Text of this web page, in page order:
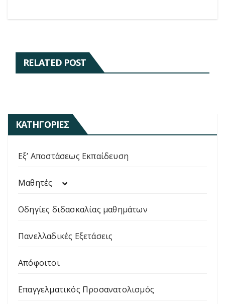
RELATED POST
ΚΑΤΗΓΟΡΊΕΣ
Εξ’ Αποστάσεως Εκπαίδευση
Μαθητές
Οδηγίες διδασκαλίας μαθημάτων
Πανελλαδικές Εξετάσεις
Απόφοιτοι
Επαγγελματικός Προσανατολισμός